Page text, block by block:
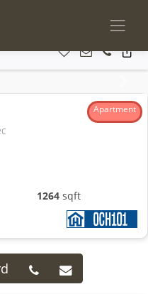
Apartment
1264 sqft